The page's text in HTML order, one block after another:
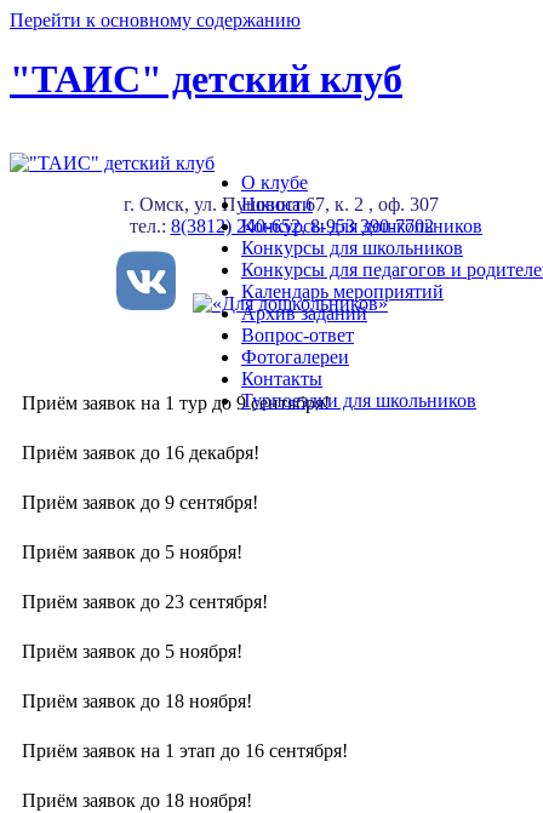
Перейти к основному содержанию
"ТАИС" детский клуб
г. Омск, ул. Пушкина 67, к. 2 , оф. 307
тел.: 8(3812) 240-652,8-953 390-7702
О клубе
Новости
Конкурсы для дошкольников
Конкурсы для школьников
Конкурсы для педагогов и
Календарь мероприятий
Архив заданий
Вопрос-ответ
Фотогалереи
Контакты
Турпоездки для школьников
Приём заявок на 1 тур до 9 сентября!
Приём заявок до 16 декабря!
Приём заявок до 9 сентября!
Приём заявок до 5 ноября!
Приём заявок до 23 сентября!
Приём заявок до 5 ноября!
Приём заявок до 18 ноября!
Приём заявок на 1 этап до 16 сентября!
Приём заявок до 18 ноября!